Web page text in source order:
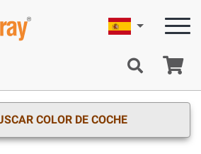
Español
COLOR DE COCHE